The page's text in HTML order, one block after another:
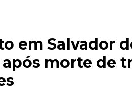
em Salvador
morte de